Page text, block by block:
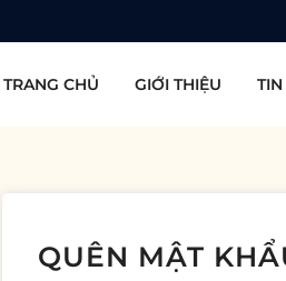
TRANG CHỦ GIỚI THIỆU TIN
QUÊN MẬT